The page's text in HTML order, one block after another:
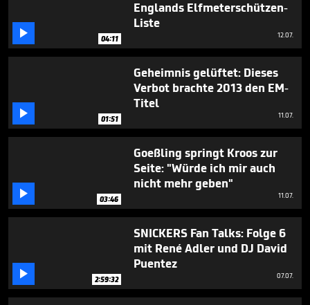
seconds
 04:11
Englands Elfmeterschützen-
Liste
12.07.
 01:51
Geheimnis gelüftet: Dieses
Verbot brachte 2013 den EM-
Titel
11.07.
 03:46
Goeßling springt Kroos zur
Seite: "Würde ich mir auch
nicht mehr geben"
11.07.
 2:59:32
SNICKERS Fan Talks: Folge 6
mit René Adler und DJ David
Puentez
07.07.